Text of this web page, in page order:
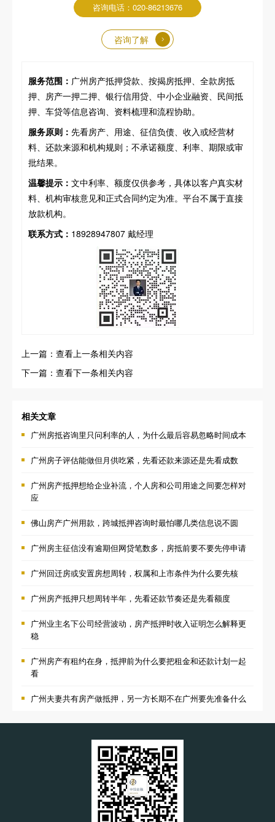
咨询电话：020-86213676
咨询了解
服务范围： 广州房产抵押贷款、按揭房抵押、全款房抵
押、房产一押二押、银行信用贷、中小企业融资、民间抵
押、车贷等信息咨询、资料梳理和流程协助。
服务原则： 先看房产、用途、征信负债、收入或经营材
料、还款来源和机构规则；不承诺额度、利率、期限或审
批结果。
温馨提示： 文中利率、额度仅供参考，具体以客户真实材
料、机构审核意见和正式合同约定为准。平台不属于直接
放款机构。
联系方式： 18928947807 戴经理
上一篇：查看上一条相关内容
下一篇：查看下一条相关内容
相关文章
广州房抵咨询里只问利率的人，为什么最后容易忽略时间成本
广州房子评估能做但月供吃紧，先看还款来源还是先看成数
广州房产抵押想给企业补流，个人房和公司用途之间要怎样对
应
佛山房产广州用款，跨城抵押咨询时最怕哪几类信息说不圆
广州房主征信没有逾期但网贷笔数多，房抵前要不要先停申请
广州回迁房或安置房想周转，权属和上市条件为什么要先核
广州房产抵押只想周转半年，先看还款节奏还是先看额度
广州业主名下公司经营波动，房产抵押时收入证明怎么解释更
稳
广州房产有租约在身，抵押前为什么要把租金和还款计划一起
看
广州夫妻共有房产做抵押，另一方长期不在广州要先准备什么